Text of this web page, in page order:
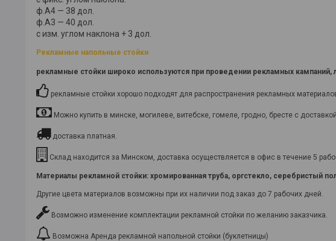
ф.А4 — 38 дол.
ф.А3 — 40 дол.
с изм. углом наклона + 3 дол.
Рекламные напольные стойки
рекламные стойки широко используются при проведении рекламных кампаний,
рекламные стойки хорошо подходят для распространения рекламных
Можно купить в минске, могилеве, витебске, гомеле, гродно, бресте с доставкой.
доставка платная.
Склад находится за Минском, доставка осуществляется в офис в течение 5
Материалы рекламной стойки: хромированная труба, оргстекло, серебристый
Другие цвета материалов возможны при их наличии под заказ до 7 рабочих дней.
Возможно изменение комплектации рекламной стойки по желанию заказчика.
Возможна Аренда рекламной напольной стойки (буклетницы)